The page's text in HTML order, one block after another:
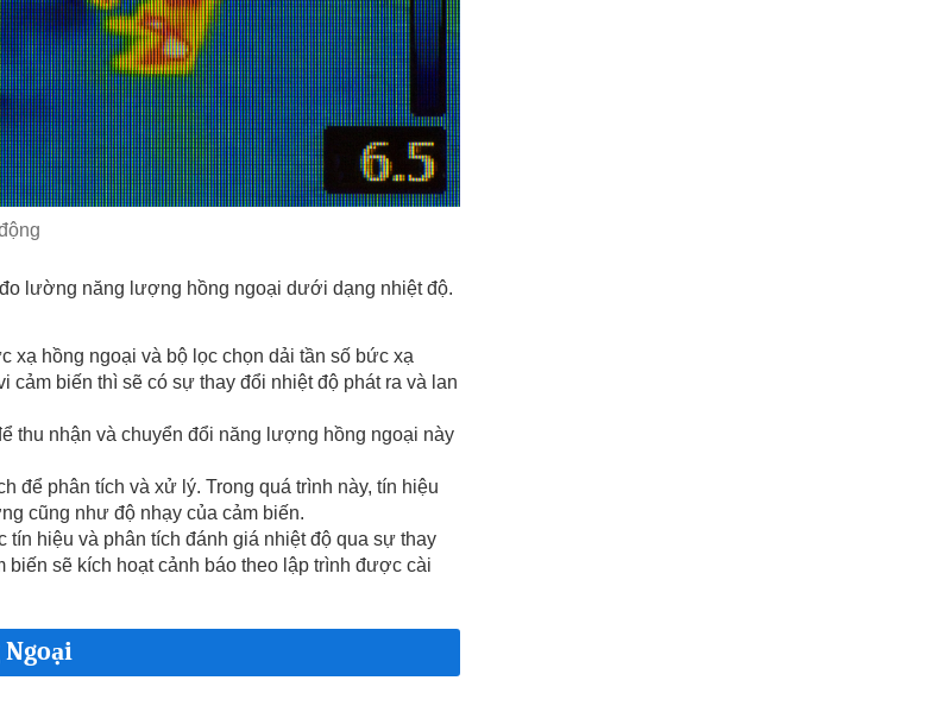
lường năng lượng hồng ngoại dưới dạng nhiệt độ.
xạ hồng ngoại và bộ lọc chọn dải tần số bức xạ
cảm biến thì sẽ có sự thay đổi nhiệt độ phát ra và lan
thu nhận và chuyển đổi năng lượng hồng ngoại này
để phân tích và xử lý. Trong quá trình này, tín hiệu
cũng như độ nhạy của cảm biến.
tín hiệu và phân tích đánh giá nhiệt độ qua sự thay
sẽ kích hoạt cảnh báo theo lập trình được cài